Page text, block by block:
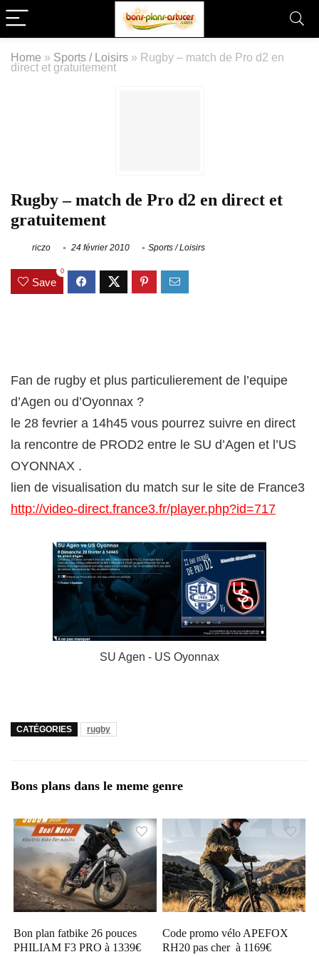
Home » Sports / Loisirs » Rugby – match de Pro d2 en
direct et gratuitement
Rugby – match de Pro d2 en direct et
gratuitement
riczo 24 février 2010 Sports / Loisirs
Save
0
Fan de rugby et plus particulierement de l’equipe
d’Agen ou d’Oyonnax ?
le 28 fevrier a 14h45 vous pourrez suivre en direct
la rencontre de PROD2 entre le SU d’Agen et l’US
OYONNAX .
lien de visualisation du match sur le site de France3
http://video-direct.france3.fr/player.php?id=717
SU Agen - US Oyonnax
CATÉGORIES rugby
Bons plans dans le meme genre
Bon plan fatbike 26 pouces
PHILIAM F3 PRO à 1339€
Code promo vélo APEFOX
RH20 pas cher à 1169€